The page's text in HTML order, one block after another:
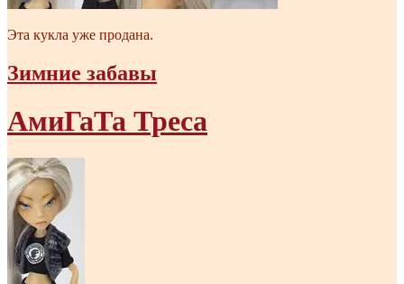
Эта кукла уже продана.
Зимние забавы
АмиГаТа Треса